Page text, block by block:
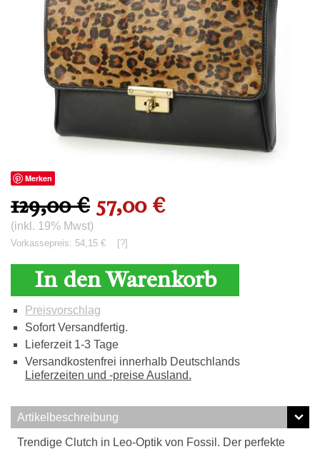
Merken
129,00 € 57,00 €
(inkl. 19% Mwst)
Vorkassepreis: 54,15 € [?]
In den Warenkorb
Preisvorschlag
Sofort Versandfertig.
Lieferzeit 1-3 Tage
Versandkostenfrei innerhalb Deutschlands
Lieferzeiten und -preise Ausland.
Artikelbeschreibung
Trendige Clutch in Leo-Optik von Fossil. Der perfekte